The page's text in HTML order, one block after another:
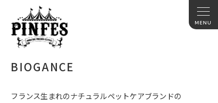
BIOGANCE
フランス生まれのナチュラルペットケアブランドの